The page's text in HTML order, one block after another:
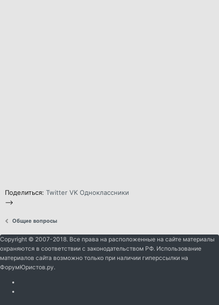
Поделиться: Twitter VK Одноклассники
-->
Общие вопросы
Copyright © 2007-2018. Все права на расположенные на сайте материалы
охраняются в соответствии с законодательством РФ. Использование
материалов сайта возможно только при наличии гиперссылки на
ФорумЮристов.ру.